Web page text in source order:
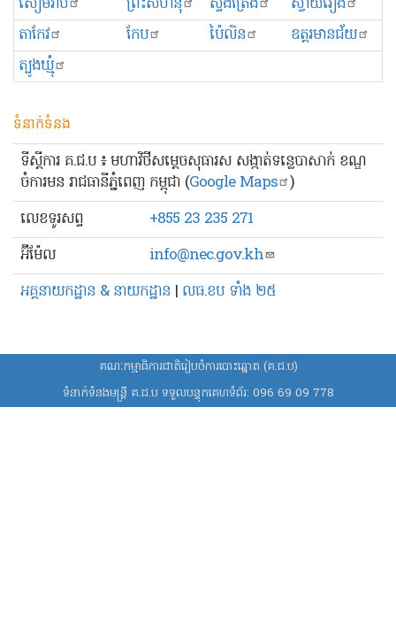
តាកែវ
កែប ប៉ៃលិន
ឧត្ដរមានជ័យ
ត្បូងឃ្មុំ
ទំនាក់ទំនង
ទីស្ដីការ គ.ជ.ប ៖ មហាវិថីសម្ដេចសុធារស សង្កាត់ទន្លេបាសាក់ ខណ្ឌ
ចំការមន រាជធានីភ្នំពេញ កម្ពុជា (Google Maps )
លេខ​ទូរសព្ទ
+855 23 235 271
អ៊ីម៉ែល
info@nec.gov.kh
អគ្គនាយកដ្ឋាន & នាយកដ្ឋាន | លធ.ខប ទាំង ២៥
គណៈកម្មាធិការជាតិរៀបចំការបោះឆ្នោត (គ.ជ.ប)
ទំនាក់ទំនងមន្ត្រី គ.ជ.ប ទទួលបន្ទុកគេហទំព័រ: 096 69 09 778